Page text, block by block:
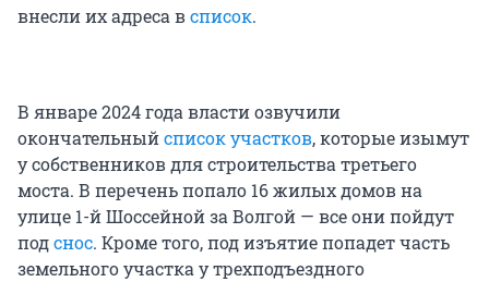
внесли их адреса всписок.
В январе 2024 года власти озвучили
окончательныйсписок участков, которые изымут
у собственников для строительства третьего
моста. В перечень попало 16 жилых домов на
улице 1-й Шоссейной за Волгой — все они пойдут
подснос. Кроме того, под изъятие попадет часть
земельного участка у трехподъездного